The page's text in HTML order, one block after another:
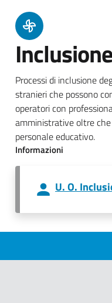
Processi di inclusione
stranieri che possono
operatori con
amministrative oltre
personale educativo.
Informazioni
U. O.